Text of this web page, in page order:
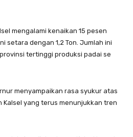
mengalami kenaikan 15 pesen
setara dengan 1,2 Ton. Jumlah ini
tertinggi produksi padai se
menyampaikan rasa syukur atas
yang terus menunjukkan tren